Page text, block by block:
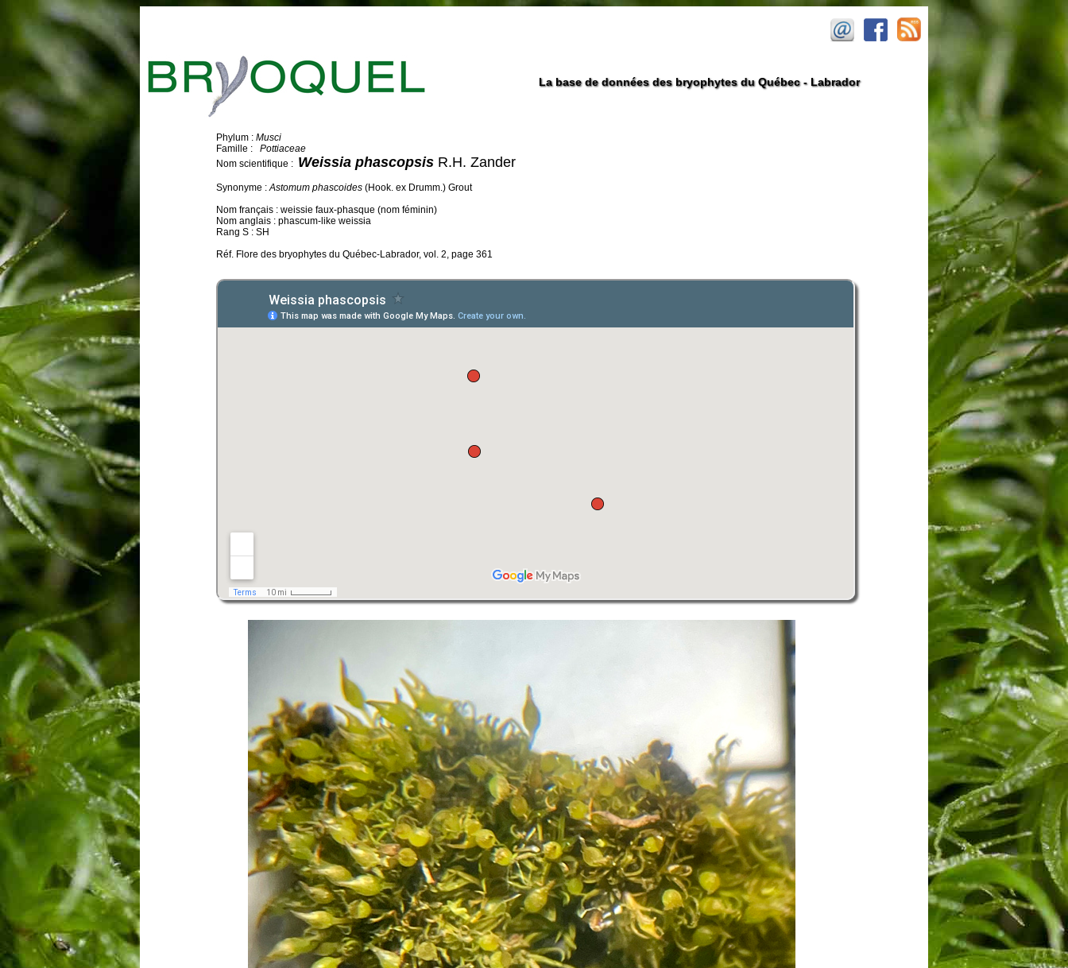
La base de données des bryophytes du Québec - Labrador
Phylum : Musci
Famille : Pottiaceae
Nom scientifique : Weissia phascopsis R.H. Zander
Synonyme :Astomum phascoides (Hook. ex Drumm.) Grout
Nom français : weissie faux-phasque (nom féminin)
Nom anglais : phascum-like weissia
Rang S : SH
Réf. Flore des bryophytes du Québec-Labrador, vol. 2, page 361